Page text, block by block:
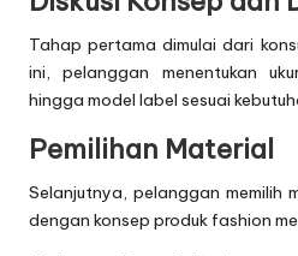
Tahap pertama dimulai dari
ini, pelanggan menentukan
hingga model label sesuai
Pemilihan Material
Selanjutnya, pelanggan memilih
dengan konsep produk fashion